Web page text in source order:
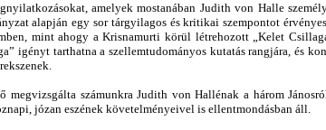
amelyek mostanában Judith von Halle
alapján egy sor tárgyilagos és kritikai szempontot
mint ahogy a Krisnamurti körül létrehozott „Kelet
igényt tarthatnaa szellemtudományos kutatás rangjára, és
számunkra Judith von Hallénak a három
józan eszének követelményeivel is ellentmondásban áll.